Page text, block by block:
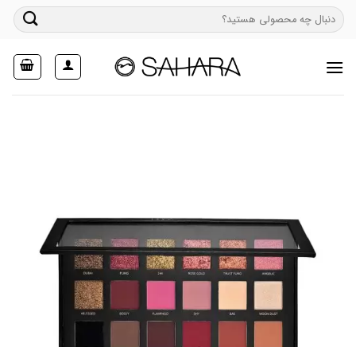
Skipجستجو
برای: